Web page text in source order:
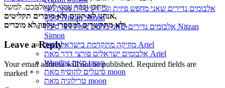
אלבומים נדירים שאני מחפש פיזית וגם דיגיטלית מאת נִיצָן
סִימוֹן Nitzan Simon
אלבומים נדירים שאני מחפש מאת נִיצָן סִימוֹן Nitzan
Simon
מוזיקה מתקדמת בישראל מאת Ariel
אלבומים ישראלים פורצי דרך מאת Ariel
Wantlist מאת tapsp
סינגלים להוסיף מאת moon
טרילוגיה מאת moon
ייתכן וכבר ענינו לשאלתכם. למשל:
אנחנו לא קונים ולא מוכרים תקליטים,
ולא מתקשרים למספרי טלפון לא מוכרים.
Leave a Reply
Your email address will not be published. Required fields are
marked *